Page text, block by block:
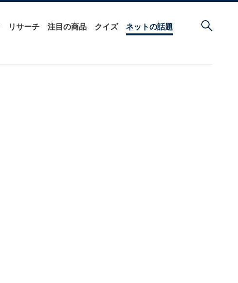
リサーチ 注目の商品 クイズ ネットの話題